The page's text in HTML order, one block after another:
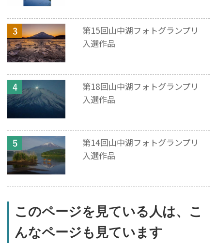
第15回山中湖フォトグランプリ
入選作品
第18回山中湖フォトグランプリ
入選作品
第14回山中湖フォトグランプリ
入選作品
このページを見ている人は、こ
んなページも見ています